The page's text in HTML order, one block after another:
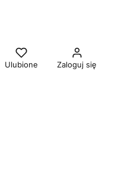
Ulubione Zaloguj się